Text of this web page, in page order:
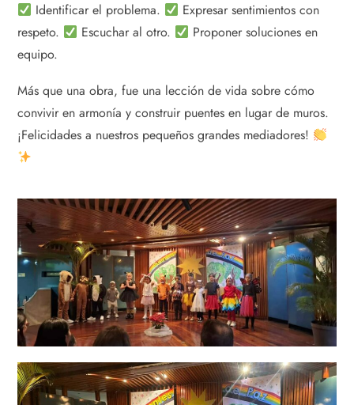
Identificar el problema.
Expresar sentimientos con
respeto.
Escuchar al otro.
Proponer soluciones en
equipo.
Más que una obra, fue una lección de vida sobre cómo
convivir en armonía y construir puentes en lugar de muros.
¡Felicidades a nuestros pequeños grandes mediadores!